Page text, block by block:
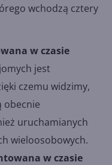
wchodzą cztery
w czasie
jest
czemu widzimy,
obecnie
uruchamianych
wieloosobowych.
w czasie